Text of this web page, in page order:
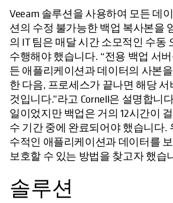
Veeam 솔루션을 사용하여 모든 데
션의 수정 불가능한 백업 복사본을
의 IT 팀은 매달 시간 소모적인 수동
수행해야 했습니다. “전용 백업 서
든 애플리케이션과 데이터의 사본
한 다음, 프로세스가 끝나면 해당
것입니다.”라고 Cornell은 설명합니
일이었지만 백업은 거의 12시간이
수 기간 중에 완료되어야 했습니다.
수적인 애플리케이션과 데이터를
보호할 수 있는 방법을 찾고자 했습
솔루션